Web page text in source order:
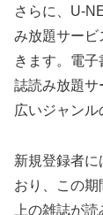
さらに、U-
み放題サービ
きます。電
誌読み放題サ
広いジャンル
新規登録者
おり、この
上の雑誌が